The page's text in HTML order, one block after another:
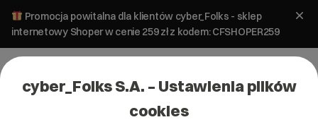
Promocja powitalna dla klientów cyber_Folks - sklep
internetowy Shoper w cenie 259 zł z kodem: CFSHOPER259
cyber_Folks S.A. – Ustawienia plików
cookies